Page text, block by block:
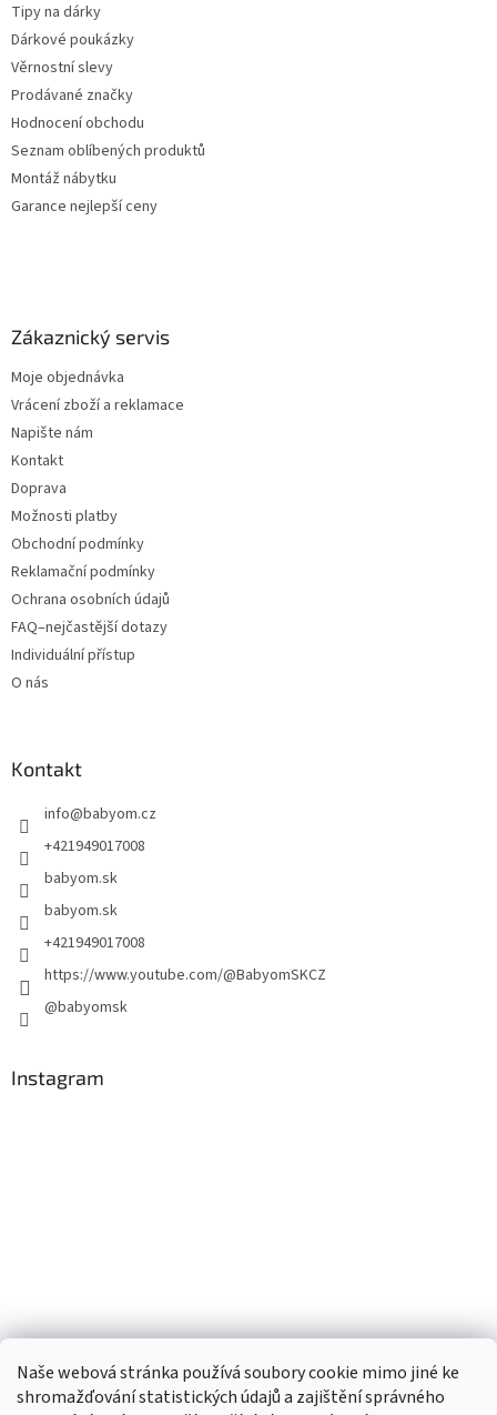
Naše webová stránka používá soubory cookie mimo jiné ke
shromažďování statistických údajů a zajištění správného
Tipy na dárky
Dárkové poukázky
Věrnostní slevy
Prodávané značky
Hodnocení obchodu
Seznam oblíbených produktů
Montáž nábytku
Garance nejlepší ceny
Zákaznický servis
Moje objednávka
Vrácení zboží a reklamace
Napište nám
Kontakt
Doprava
Možnosti platby
Obchodní podmínky
Reklamační podmínky
Ochrana osobních údajů
FAQ–nejčastější dotazy
Individuální přístup
O nás
Kontakt
info@babyom.cz
+421949017008
babyom.sk
babyom.sk
+421949017008
https://www.youtube.com/@BabyomSKCZ
@babyomsk
Instagram